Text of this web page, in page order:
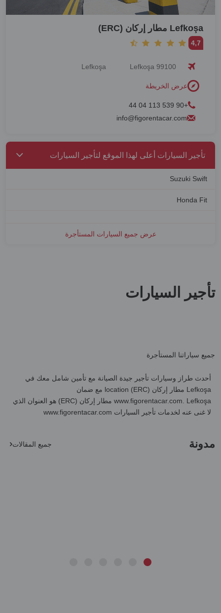
تأجير السيارات
جميع سياراتنا المستأجرة
أحدث طراز وسيارات تأجير جيدة الصيانة مع تأمين شامل معك في
Lefkoşa مطار إركان (ERC) location مع ضمان
www.figorentacar.com. Lefkoşa مطار إركان (ERC) هو العنوان الذي
لا غنى عنه لخدمات تأجير السيارات www.figorentacar.com
مدونة جميع المقالات
Lefkoşa مطار إركان (ERC)
4,7
Lefkoşa 99100
Lefkoşa
عرض الخريطة
+90 539 113 04 44
info@figorentacar.com
تأجير السيارات أعلى لهذا الموقع لتأجير السيارات
Suzuki Swift
Honda Fit
عرض جميع السيارات المستأجرة